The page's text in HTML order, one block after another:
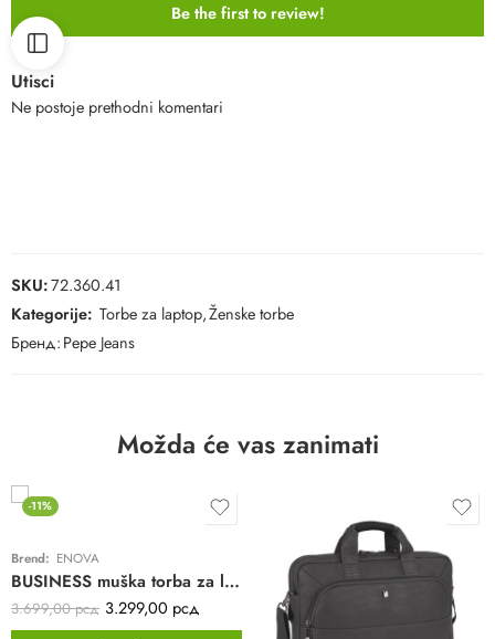
Be the first to review!
Utisci
Ne postoje prethodni komentari
SKU:72.360.41
Kategorije: Torbe za laptop,Ženske torbe
Бренд:Pepe Jeans
Možda će vas zanimati
-11%
Brend: ENOVA
BUSINESS muška torba za laptop 40x30x13 Enova | crna | poliester
3.699,00рсд 3.299,00 рсд